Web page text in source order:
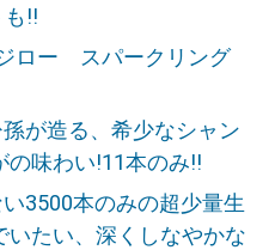
!!
ロー スパークリング
が造る、希少なシャン
の味わい!11本のみ!!
3500本のみの超少量生
たい、深くしなやかな